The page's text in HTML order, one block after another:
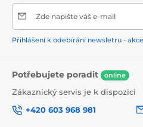
Zde napište váš e-mail
Přihlášení k odebírání newsletru -
Potřebujete poradit online
Zákaznický servis je k dispozici
+420 603 968 981